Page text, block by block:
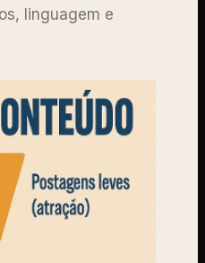
linguagem e